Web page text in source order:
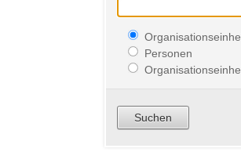
Personen